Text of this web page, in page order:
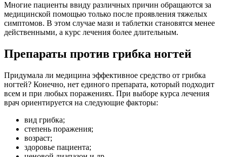
Многие пациенты ввиду различных причин обращаются за
медицинской помощью только после проявления тяжелых
симптомов. В этом случае мази и таблетки становятся менее
действенными, а курс лечения более длительным.
Препараты против грибка ногтей
Придумала ли медицина эффективное средство от грибка
ногтей? Конечно, нет единого препарата, который подходит
всем и при любых поражениях. При выборе курса лечения
врач ориентируется на следующие факторы:
вид грибка;
степень поражения;
возраст;
здоровье пациента;